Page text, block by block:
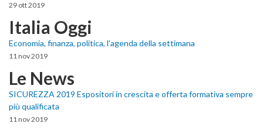
29 ott 2019
Italia Oggi
Economia, finanza, politica, l'agenda della settimana
11 nov 2019
Le News
SICUREZZA 2019 Espositori in crescita e offerta formativa sempre
più qualificata
11 nov 2019